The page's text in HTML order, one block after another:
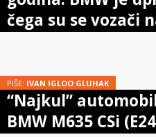
čega su se vozači
PIŠE: IVAN IGLOO GLUHAK
“Najkul”
BMW M635 CSi